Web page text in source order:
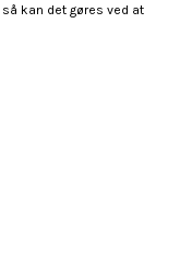
så kan det gøres ved at